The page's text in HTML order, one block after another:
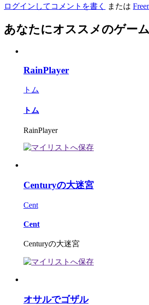
ログインしてコメントを書く または
あなたにオススメのゲーム
RainPlayer
トム
トム
RainPlayer
Centuryの大迷宮
Cent
Cent
Centuryの大迷宮
オサルでゴザル